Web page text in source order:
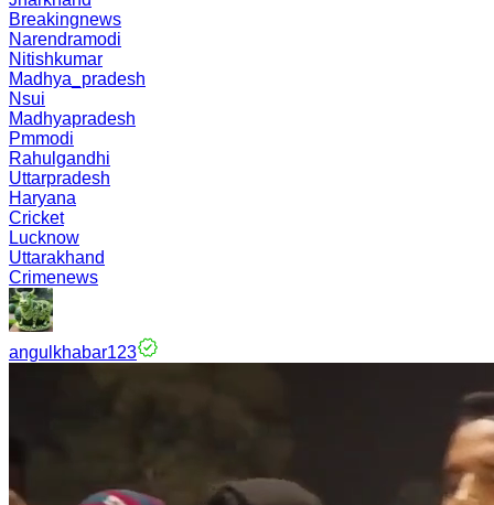
Breakingnews
Narendramodi
Nitishkumar
Madhya_pradesh
Nsui
Madhyapradesh
Pmmodi
Rahulgandhi
Uttarpradesh
Haryana
Cricket
Lucknow
Uttarakhand
Crimenews
angulkhabar123